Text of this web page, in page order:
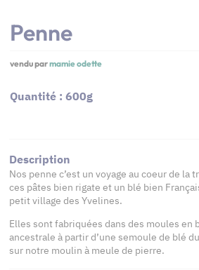
Penne
vendu parmamie odette
Quantité : 600g
Description
Nos penne c’est un voyage au coeur de la
ces pâtes bien rigate et un blé bien
petit village des Yvelines.
Elles sont fabriquées dans des moules en
ancestrale à partir d’une semoule de blé
sur notre moulin à meule de pierre.